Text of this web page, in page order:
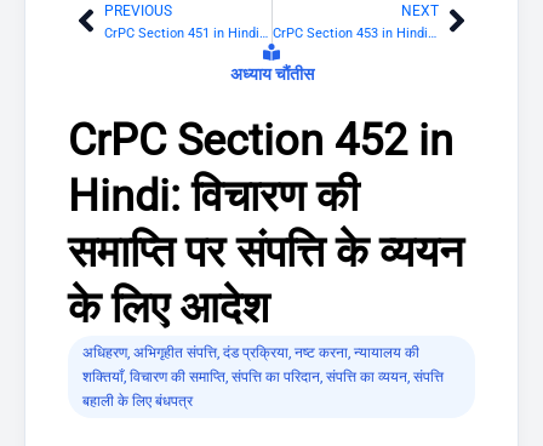
Prev
PREVIOUS
CrPC Section 451 in Hindi: कुछ मामलों में विचारण लंबित रहने तक संपत्ति की अभिरक्षा और व्ययन के लिए आदेश
NEXT
CrPC Section 453 in Hindi: अभियुक्त पर मिली धनराशी का सद्भावी क्रेता को संदाय Next
अध्याय चौंतीस
CrPC Section 452 in
Hindi: विचारण की
समाप्ति पर संपत्ति के व्ययन
के लिए आदेश
अधिहरण, अभिगृहीत संपत्ति, दंड प्रक्रिया, नष्ट करना, न्यायालय की
शक्तियाँ, विचारण की समाप्ति, संपत्ति का परिदान, संपत्ति का व्ययन, संपत्ति
बहाली के लिए बंधपत्र